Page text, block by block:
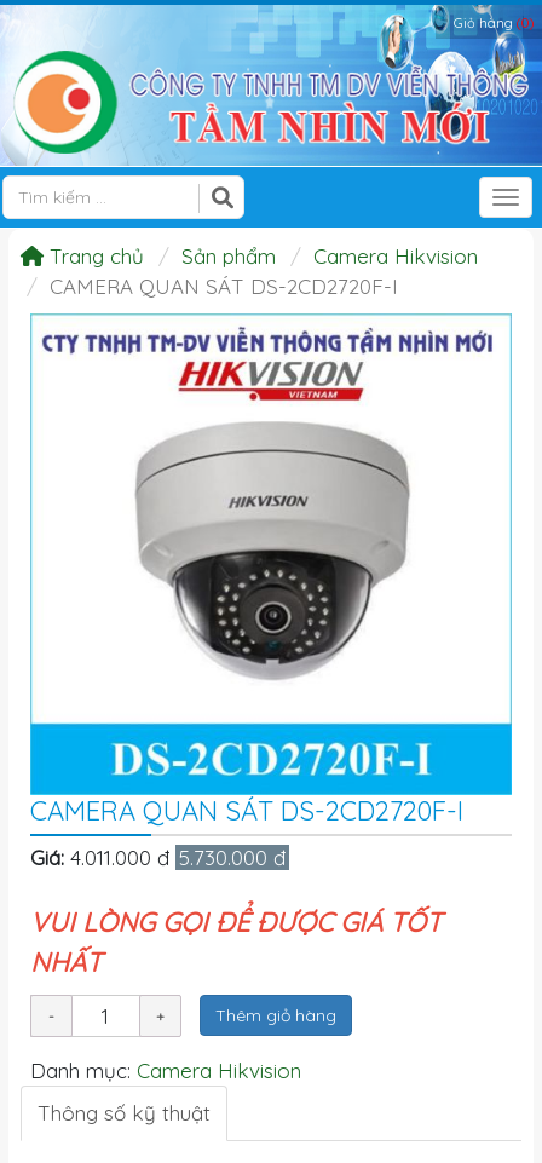
Giỏ hàng (0)
Trang chủ Sản phẩm
Camera Hikvision
CAMERA QUAN SÁT DS-2CD2720F-I
CAMERA QUAN SÁT DS-2CD2720F-I
Giá: 4.011.000 đ 5.730.000 đ
VUI LÒNG GỌI ĐỂ ĐƯỢC GIÁ TỐT
NHẤT
Thêm giỏ hàng
Danh mục: Camera Hikvision
Thông số kỹ thuật